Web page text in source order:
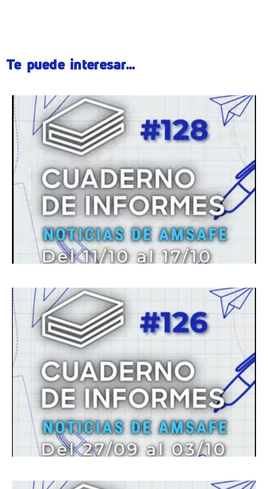
Te puede interesar...